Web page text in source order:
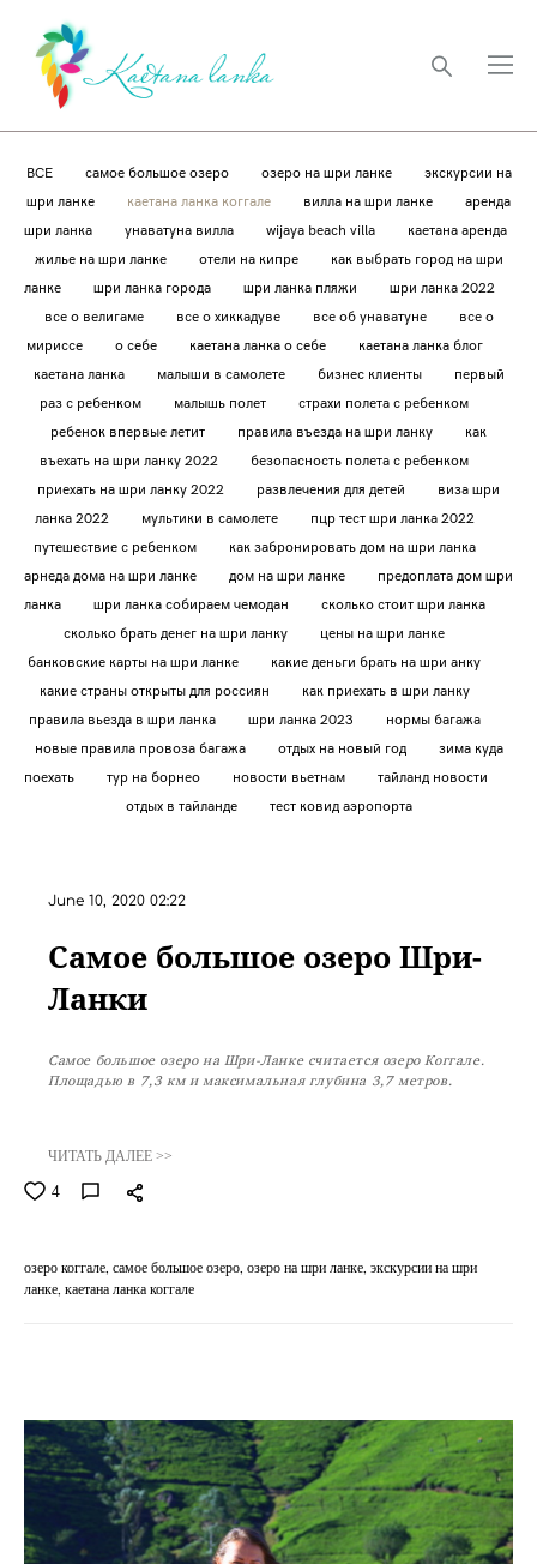
ВСЕ самое большое озеро озеро на шри ланке
экскурсии на
шри ланке
каетана ланка коггале вилла на шри ланке
аренда
шри ланка
унаватуна вилла wijaya beach villa
каетана аренда
жилье на шри ланке
отели на кипре
как выбрать город на шри
ланке
шри ланка города шри ланка пляжи
шри ланка 2022
все о велигаме
все о хиккадуве все об унаватуне
все о
мириссе
о себе каетана ланка о себе
каетана ланка блог
каетана ланка
малыши в самолете бизнес клиенты
первый
раз с ребенком
малышь полет
страхи полета с ребенком
ребенок впервые летит
правила въезда на шри ланку
как
въехать на шри ланку 2022
безопасность полета с ребенком
приехать на шри ланку 2022
развлечения для детей
виза шри
ланка 2022
мультики в самолете
пцр тест шри ланка 2022
путешествие с ребенком
как забронировать дом на шри ланка
арнеда дома на шри ланке
дом на шри ланке
предоплата дом шри
ланка
шри ланка собираем чемодан
сколько стоит шри ланка
сколько брать денег на шри ланку
цены на шри ланке
банковские карты на шри ланке
какие деньги брать на шри анку
какие страны открыты для россиян
как приехать в шри ланку
правила вьезда в шри ланка
шри ланка 2023
нормы багажа
новые правила провоза багажа
отдых на новый год
зима куда
поехать
тур на борнео новости вьетнам
тайланд новости
отдых в тайланде
тест ковид аэропорта
Самое большое озеро Шри-
Ланки
June 10, 2020 02:22
Самое большое озеро на Шри-Ланке считается озеро Коггале.
Площадью в 7,3 км и максимальная глубина 3,7 метров.
ЧИТАТЬ ДАЛЕЕ >>
4
озеро коггале самое большое озеро озеро на шри ланке экскурсии на шри
ланке каетана ланка коггале